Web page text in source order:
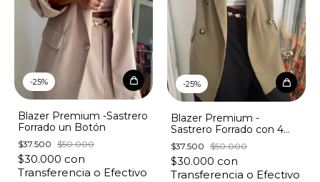
-25%
Blazer Premium -Sastrero
Forrado un Botón
$37.500 $50.000
$30.000 con
Transferencia o Efectivo
-25%
Blazer Premium -
Sastrero Forrado con 4
Botones
$37.500 $50.000
$30.000 con
Transferencia o Efectivo